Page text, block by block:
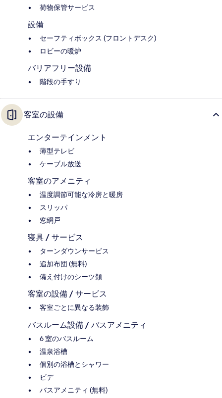
荷物保管サービス
設備
セーフティボックス (フロントデスク)
ロビーの暖炉
バリアフリー設備
階段の手すり
客室の設備
エンターテインメント
薄型テレビ
ケーブル放送
客室のアメニティ
温度調節可能な冷房と暖房
スリッパ
窓網戸
寝具 / サービス
ターンダウンサービス
追加布団 (無料)
備え付けのシーツ類
客室の設備 / サービス
客室ごとに異なる装飾
バスルーム設備 / バスアメニティ
6 室のバスルーム
温泉浴槽
個別の浴槽とシャワー
ビデ
バスアメニティ (無料)